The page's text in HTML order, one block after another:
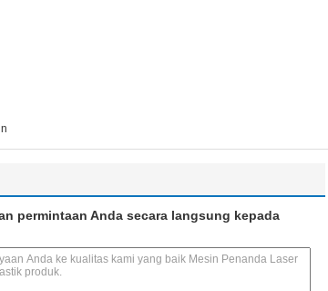
permintaan Anda secara langsung kepada